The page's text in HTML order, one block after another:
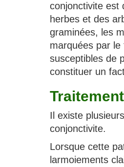
conjonctivite est
herbes et des
graminées, les
marquées par
susceptibles de
constituer un
Il existe
conjonctivite.
Lorsque cette
larmoiements